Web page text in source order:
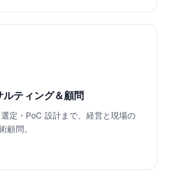
ティング＆顧問
定・PoC 設計まで、経営と現場の
顧問。